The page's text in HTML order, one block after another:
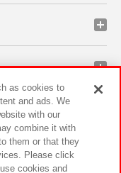
as cookies to
and ads. We
with our
combine it with
them or that they
Please click
cookies and